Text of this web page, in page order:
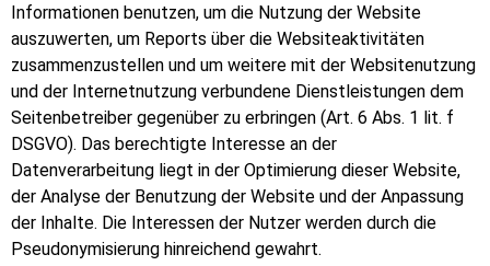
Informationen benutzen, um die Nutzung der Website
auszuwerten, um Reports über die Websiteaktivitäten
zusammenzustellen und um weitere mit der Websitenutzung
und der Internetnutzung verbundene Dienstleistungen dem
Seitenbetreiber gegenüber zu erbringen (Art. 6 Abs. 1 lit. f
DSGVO). Das berechtigte Interesse an der
Datenverarbeitung liegt in der Optimierung dieser Website,
der Analyse der Benutzung der Website und der Anpassung
der Inhalte. Die Interessen der Nutzer werden durch die
Pseudonymisierung hinreichend gewahrt.